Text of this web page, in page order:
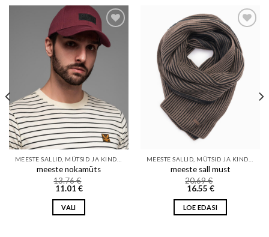
Add to wishlist
meeste nokamüts
13.76€
11.01 €
VALI
Add to wishlist
meeste sall must
20.69€
16.55 €
LOE EDASI